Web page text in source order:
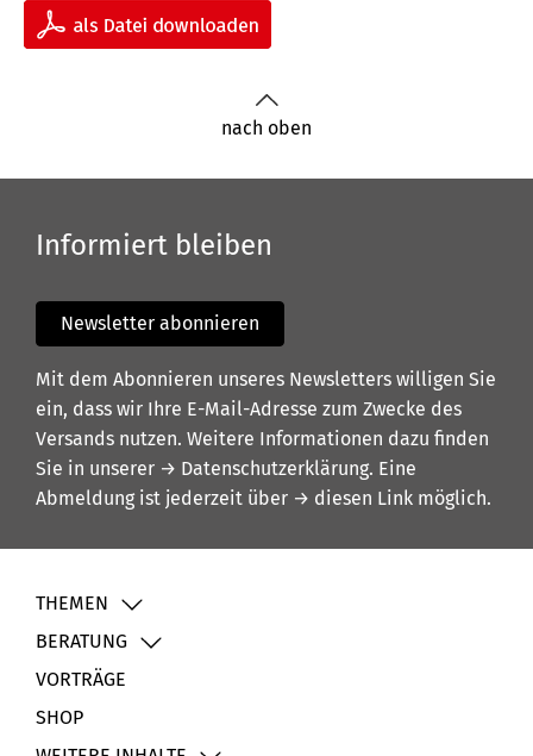
nach oben
Informiert bleiben
Newsletter abonnieren
Mit dem Abonnieren unseres Newsletters willigen Sie
ein, dass wir Ihre E-Mail-Adresse zum Zwecke des
Versands nutzen. Weitere Informationen dazu finden
Sie in unserer → Datenschutzerklärung. Eine
Abmeldung ist jederzeit über → diesen Link möglich.
THEMEN
BERATUNG
VORTRÄGE
SHOP